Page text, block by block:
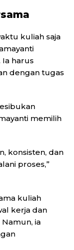
kuliah saja
harus
dengan tugas
memilih
konsisten, dan
proses,”
kuliah
kerja dan
ia